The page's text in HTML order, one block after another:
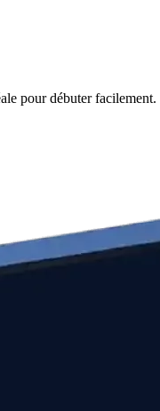
pour débuter facilement.